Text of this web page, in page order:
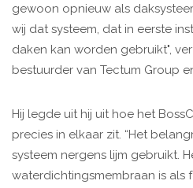
gewoon opnieuw als
wij dat systeem, dat in eerste
daken kan worden gebruikt",
bestuurder van Tectum Group
Hij legde uit hij uit hoe het
precies in elkaar zit. “Het
systeem nergens lijm gebruikt.
waterdichtingsmembraan is als